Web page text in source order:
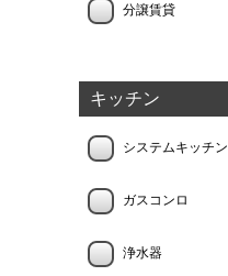
分譲賃貸
キッチン
システムキッチン
ガスコンロ
浄水器